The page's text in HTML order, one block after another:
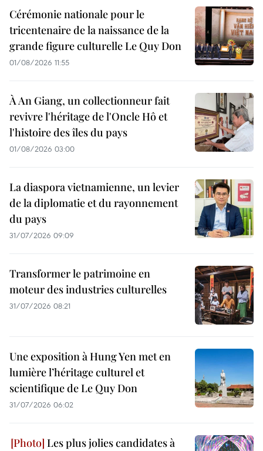
Cérémonie nationale pour le
tricentenaire de la naissance de la
grande figure culturelle Le Quy Don
01/08/2026 11:55
À An Giang, un collectionneur fait
revivre l'héritage de l'Oncle Hô et
l'histoire des îles du pays
01/08/2026 03:00
La diaspora vietnamienne, un levier
de la diplomatie et du rayonnement
du pays
31/07/2026 09:09
Transformer le patrimoine en
moteur des industries culturelles
31/07/2026 08:21
Une exposition à Hung Yen met en
lumière l’héritage culturel et
scientifique de Le Quy Don
31/07/2026 06:02
Les plus jolies candidates à